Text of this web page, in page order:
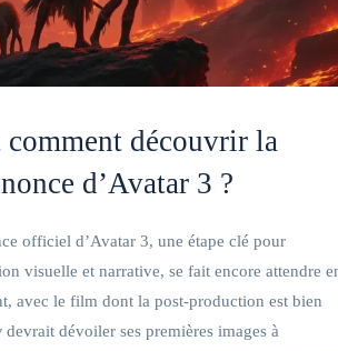
comment découvrir la
d’Avatar 3 ?
officiel d’Avatar 3, une étape clé pour
visuelle et narrative, se fait encore attendre
avec le film dont la post-production est bien
devrait dévoiler ses premières images à